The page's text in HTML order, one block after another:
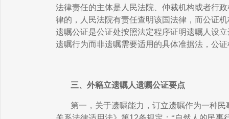
法律责任的主体是人民法院、仲裁机构或者行
律的，人民法院有责任查明该国法律，而公证
遗嘱公证是公证处按照法定程序证明遗嘱人设
遗嘱行为而非遗嘱需要适用的具体准据法，公
三、外籍立遗嘱人遗嘱公证要点
第一，关于遗嘱能力，订立遗嘱作为一种